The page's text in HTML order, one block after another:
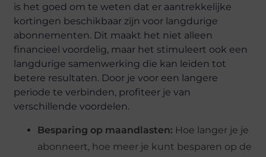
is het goed om te weten dat er aantrekkelijke
kortingen beschikbaar zijn voor langdurige
abonnementen. Dit maakt het niet alleen
financieel voordelig, maar het stimuleert ook een
langdurige samenwerking die kan leiden tot
betere resultaten. Door je voor een langere
periode te verbinden, profiteer je van
verschillende voordelen.
Besparing op maandlasten: Hoe langer je je
abonneert, hoe meer je kunt besparen op de